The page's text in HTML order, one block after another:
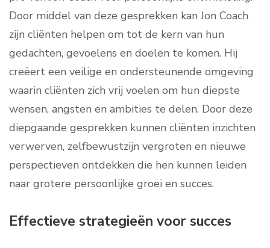
Door middel van deze gesprekken kan Jon Coach
zijn cliënten helpen om tot de kern van hun
gedachten, gevoelens en doelen te komen. Hij
creëert een veilige en ondersteunende omgeving
waarin cliënten zich vrij voelen om hun diepste
wensen, angsten en ambities te delen. Door deze
diepgaande gesprekken kunnen cliënten inzichten
verwerven, zelfbewustzijn vergroten en nieuwe
perspectieven ontdekken die hen kunnen leiden
naar grotere persoonlijke groei en succes.
Effectieve strategieën voor succes